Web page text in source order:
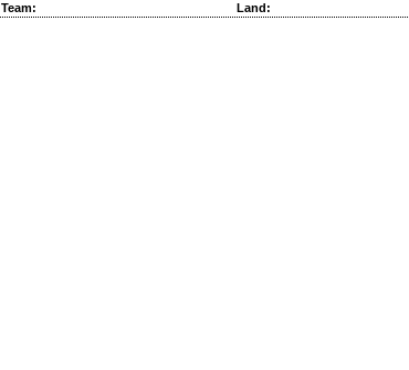
Team: Land: